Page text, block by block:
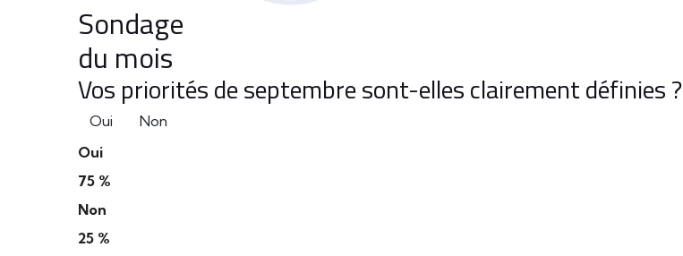
Sondage
du mois
Vos priorités de septembre sont-elles clairement définies ?
Oui
Non
Oui
75 %
Non
25 %